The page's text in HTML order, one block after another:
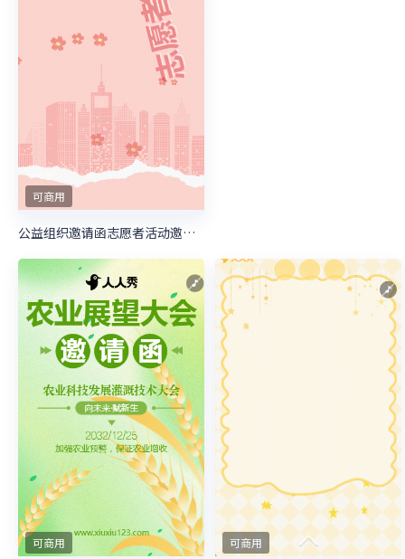
可商用
公益组织邀请函志愿者活动邀请函慈善活动邀请函
可商用 可商用